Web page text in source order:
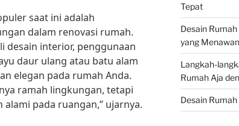
saat ini adalah
dalam renovasi rumah.
desain interior, penggunaan
daur ulang atau batu alam
elegan pada rumah Anda.
ramah lingkungan, tetapi
pada ruangan,” ujarnya.
Tepat
Desain
yang Menawan
Langkah-
Rumah Aja
Desain